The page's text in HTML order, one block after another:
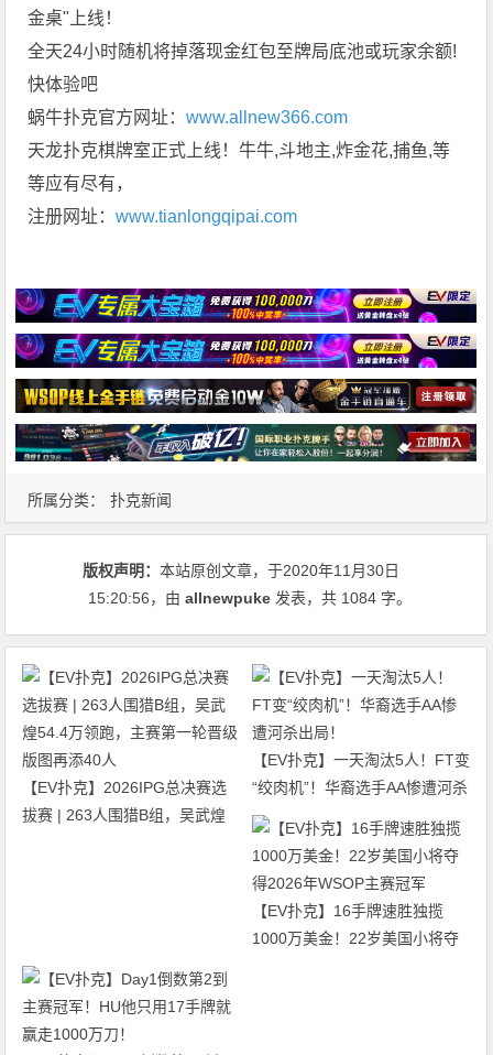
金桌"上线！
全天24小时随机将掉落现金红包至牌局底池或玩家余额!
快体验吧
蜗牛扑克官方网址：www.allnew366.com
天龙扑克棋牌室正式上线！牛牛,斗地主,炸金花,捕鱼,等
等应有尽有，
注册网址：www.tianlongqipai.com
所属分类： 扑克新闻
版权声明：本站原创文章，于2020年11月30日
15:20:56，由allnewpuke 发表，共 1084 字。
【EV扑克】2026IPG总决赛选
拔赛 | 263人围猎B组，吴武煌
【EV扑克】一天淘汰5人！FT变
“绞肉机”！华裔选手AA惨遭河杀
出局！
【EV扑克】16手牌速胜独揽
1000万美金！22岁美国小将夺